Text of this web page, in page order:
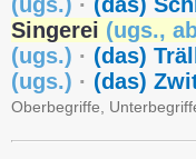
Singerei (ugs.,
(ugs.) · (das)
(ugs.) · (das)
Oberbegriffe,